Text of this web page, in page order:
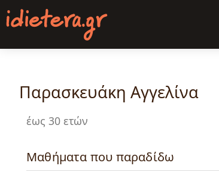
Παράκαμψη
προς
κυρίως
Παρασκευάκη Αγγελίνα
έως 30 ετών
Μαθήματα που παραδίδω